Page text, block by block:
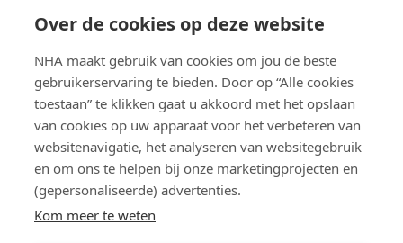
Over de cookies op deze website
NHA maakt gebruik van cookies om jou de beste
gebruikerservaring te bieden. Door op “Alle cookies
toestaan” te klikken gaat u akkoord met het opslaan
van cookies op uw apparaat voor het verbeteren van
websitenavigatie, het analyseren van websitegebruik
en om ons te helpen bij onze marketingprojecten en
(gepersonaliseerde) advertenties.
Kom meer te weten
Klantenservice »
© Copyright 2026 NHA Privacy- en cookieverklaring
Sitemap
Toegankelijkheidsverklaring
Beoordeling:8.8door2203